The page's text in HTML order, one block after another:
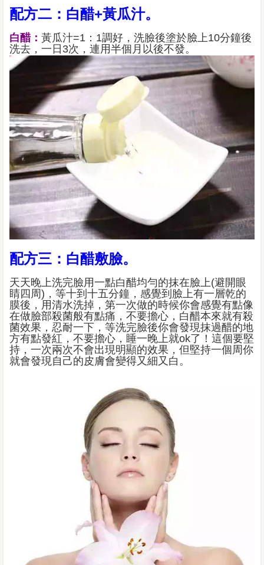
配方二：白醋+黃瓜汁。
白醋： 黃瓜汁=1：1調好，洗臉後塗於臉上10分鐘後
洗去，一日3次，連用半個月以後不發。
配方三：白醋敷臉。
天天晚上洗完臉用一點白醋均勻的抹在臉上(避開眼
睛四周)，等十到十五分鐘，感覺到臉上有一層乾的
膜後，用清水洗掉，第一次做的時候你會感覺有點像
在做臉部殺菌般有點痛，不要擔心，白醋本來就有殺
菌效果，忍耐一下，等洗完臉後你會發現抹過醋的地
方有點發紅，不要擔心，睡一晚上就ok了！這個要堅
持，一次兩次不會出現明顯的效果，但堅持一個周你
就會發現自己的皮膚會變得又細又白。